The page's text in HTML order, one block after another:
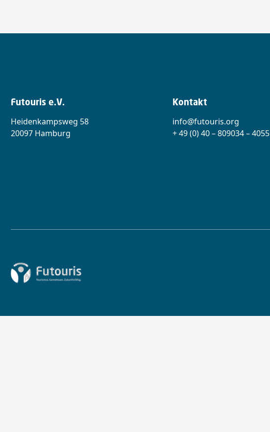
Futouris e.V.
Heidenkampsweg 58
20097 Hamburg
Kontakt
info@futouris.org
+ 49 (0) 40 – 809034 – 4055
Zur Startseite von Futouris e.V.